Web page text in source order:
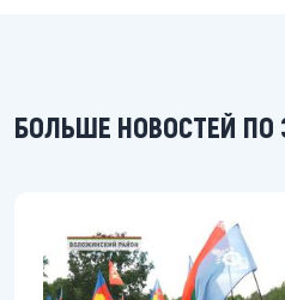
БОЛЬШЕ НОВОСТЕЙ ПО